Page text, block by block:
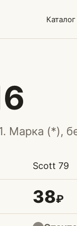
Каталог
Марка (*),
Scott 79
38₽